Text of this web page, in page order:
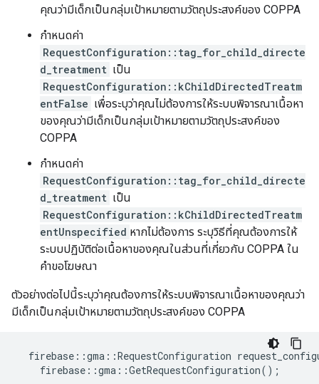
คุณว่ามีเด็กเป็นกลุ่มเป้าหมายตามวัตถุประสงค์ของ COPPA
กำหนดค่า
RequestConfiguration::tag_for_child_directe
d_treatment เป็น
RequestConfiguration::kChildDirectedTreatm
entFalse เพื่อระบุว่าคุณไม่ต้องการให้ระบบพิจารณาเนื้อหา
ของคุณว่ามีเด็กเป็นกลุ่มเป้าหมายตามวัตถุประสงค์ของ
COPPA
กำหนดค่า
RequestConfiguration::tag_for_child_directe
d_treatment เป็น
RequestConfiguration::kChildDirectedTreatm
entUnspecified หากไม่ต้องการ ระบุวิธีที่คุณต้องการให้
ระบบปฏิบัติต่อเนื้อหาของคุณในส่วนที่เกี่ยวกับ COPPA ใน
คำขอโฆษณา
ตัวอย่างต่อไปนี้ระบุว่าคุณต้องการให้ระบบพิจารณาเนื้อหาของคุณว่า
มีเด็กเป็นกลุ่มเป้าหมายตามวัตถุประสงค์ของ COPPA
firebase ::gma ::RequestConfiguration
firebase ::gma ::GetRequestConfiguration();